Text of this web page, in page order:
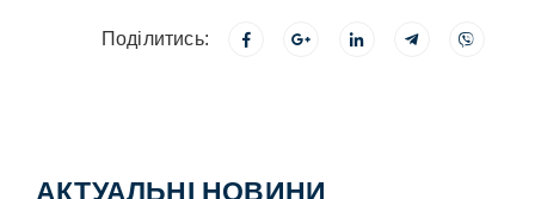
Поділитись:
АКТУАЛЬНІ НОВИНИ